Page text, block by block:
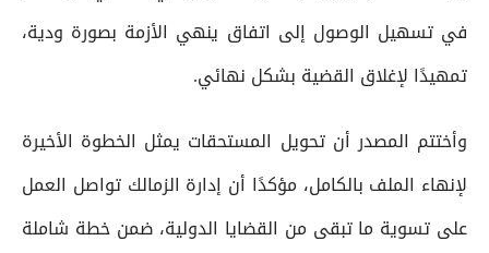
في تسهيل الوصول إلى اتفاق ينهي الأزمة بصورة ودية،
تمهيدًا لإغلاق القضية بشكل نهائي.
وأختتم المصدر أن تحويل المستحقات يمثل الخطوة الأخيرة
لإنهاء الملف بالكامل، مؤكدًا أن إدارة الزمالك تواصل العمل
على تسوية ما تبقى من القضايا الدولية، ضمن خطة شاملة